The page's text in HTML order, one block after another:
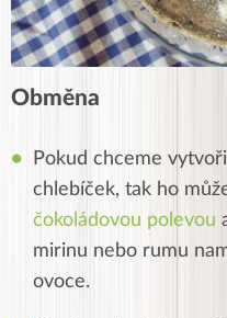
Obměna
Pokud chceme
chlebíček, tak ho
čokoládovou polevou
mirinu nebo rumu
ovoce.